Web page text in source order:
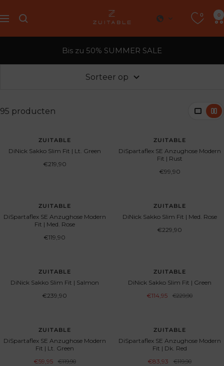
direct
navigatie
Zuitable 0 0
Bis zu 50% SUMMER SALE
Sorteer op
95 producten
ZUITABLE
DiNick Sakko Slim Fit | Lt. Green
Aanbiedingsprijs
€219,90
ZUITABLE
DiSpartaflex SE Anzughose Modern
Fit | Rust
Aanbiedingsprijs
€99,90
ZUITABLE
DiSpartaflex SE Anzughose Modern
Fit | Med. Rose
Aanbiedingsprijs
€119,90
ZUITABLE
DiNick Sakko Slim Fit | Med. Rose
Aanbiedingsprijs
€229,90
ZUITABLE
DiNick Sakko Slim Fit | Salmon
Aanbiedingsprijs
€239,90
BESPAAR 50%ZUITABLE
DiNick Sakko Slim Fit | Green
Aanbiedingsprijs
€114,95
Normale
€229,90
BESPAAR 50%ZUITABLE
DiSpartaflex SE Anzughose Modern
Fit | Lt. Green
Aanbiedingsprijs
€59,95
Normale
€119,90
BESPAAR 30%ZUITABLE
DiSpartaflex SE Anzughose Modern
Fit | Dk. Red
Aanbiedingsprijs
€83,93
Normale
€119,90